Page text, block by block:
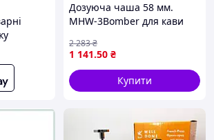
Дозуюча чаша 58 мм.
MHW-3Bomber для кави
1 141.50 ₴
2 283₴
Купити